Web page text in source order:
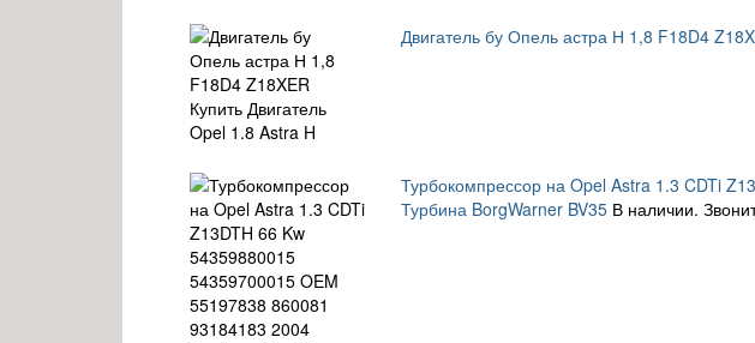
Двигатель бу Опель астра Н 1,8 F18D4
Турбокомпрессор на Opel Astra 1.3 CDTi
Турбина BorgWarner BV35 В наличии.